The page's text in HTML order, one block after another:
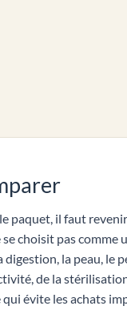
paquet, il faut
choisit pas
la peau, le
de la
qui évite les achats